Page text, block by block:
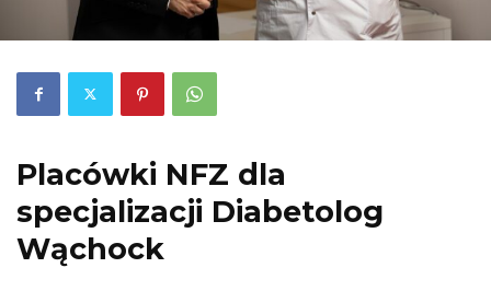
Placówki NFZ dla
specjalizacji Diabetolog
Wąchock